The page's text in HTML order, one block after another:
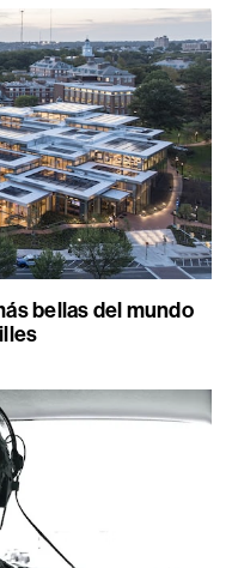
bellas del mundo